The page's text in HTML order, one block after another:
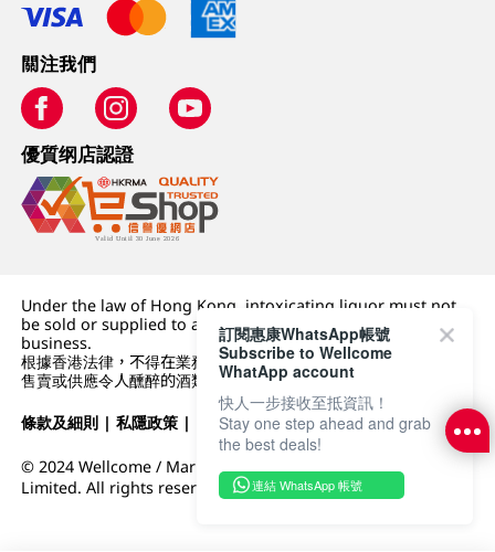
關注我們
優質纲店認證
Under the law of Hong Kong, intoxicating liquor must not
be sold or supplied to a minor (under 18) in the course of
business.
根據香港法律，不得在業務過程中，向未成年人 (18 歲以下人士)
售賣或供應令人醺醉的酒類。
條款及細則 |私隱政策 | DFI零售集團
© 2024 Wellcome / Market Place. The Dairy Farm Company
Limited. All rights reserved.
訂閱惠康WhatsApp帳號
Subscribe to Wellcome
WhatApp account
快人一步接收至抵資訊！
Stay one step ahead and grab
the best deals!
連結 WhatsApp 帳號